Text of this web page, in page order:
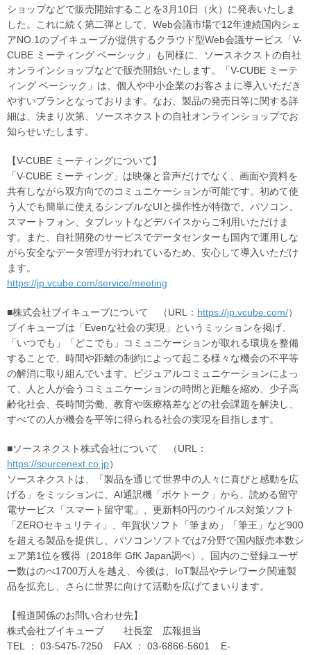
ショップなどで販売開始することを3月10日（火）に発表いたしま
した。これに続く第二弾として、Web会議市場で12年連続国内シェ
アNO.1のブイキューブが提供するクラウド型Web会議サービス「V-
CUBE ミーティング ベーシック」も同様に、ソースネクストの自社
オンラインショップなどで販売開始いたします。「V-CUBE ミーテ
ィング ベーシック」は、個人や中小企業のお客さまに導入いただき
やすいプランとなっております。なお、製品の発売日等に関する詳
細は、決まり次第、ソースネクストの自社オンラインショップでお
知らせいたします。
【V-CUBE ミーティングについて】
「V-CUBE ミーティング」は映像と音声だけでなく、画面や資料を
共有しながら双方向でのコミュニケーションが可能です。初めて使
う人でも簡単に使えるシンプルなUIと操作性が特徴で、パソコン、
スマートフォン、タブレットなどデバイスからご利用いただけま
す。また、自社開発のサービスでデータセンターも国内で運用しな
がら安全なデータ管理が行われているため、安心して導入いただけ
ます。
https://jp.vcube.com/service/meeting
■株式会社ブイキューブについて （URL： https://jp.vcube.com/）
ブイキューブは「Evenな社会の実現」というミッションを掲げ、
「いつでも」「どこでも」コミュニケーションが取れる環境を整備
することで、時間や距離の制約によって起こる様々な機会の不平等
の解消に取り組んでいます。ビジュアルコミュニケーションによっ
て、人と人が会うコミュニケーションの時間と距離を縮め、少子高
齢化社会、長時間労働、教育や医療格差などの社会課題を解決し、
すべての人が機会を平等に得られる社会の実現を目指します。
■ソースネクスト株式会社について （URL：
https://sourcenext.co.jp）
ソースネクストは、「製品を通じて世界中の人々に喜びと感動を広
げる」をミッションに、AI通訳機「ポケトーク」から、読める留守
電サービス「スマート留守電」、更新料0円のウイルス対策ソフト
「ZEROセキュリティ」、年賀状ソフト「筆まめ」「筆王」など900
を超える製品を提供し、パソコンソフトでは7分野で国内販売本数シ
ェア第1位を獲得（2018年 GfK Japan調べ）。国内のご登録ユーザ
ー数はのべ1700万人を越え、今後は、IoT製品やテレワーク関連製
品を拡充し、さらに世界に向けて活動を広げてまいります。
【報道関係のお問い合わせ先】
株式会社ブイキューブ 社長室 広報担当
TEL ： 03-5475-7250 FAX ： 03-6866-5601 E-